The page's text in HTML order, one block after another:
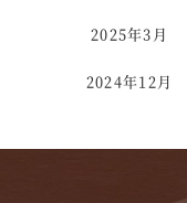
2025年3月
2024年12月